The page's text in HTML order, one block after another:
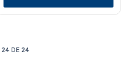
24 DE 24